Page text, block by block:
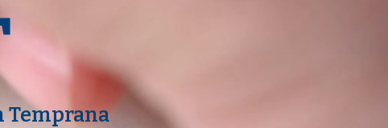
Temprana